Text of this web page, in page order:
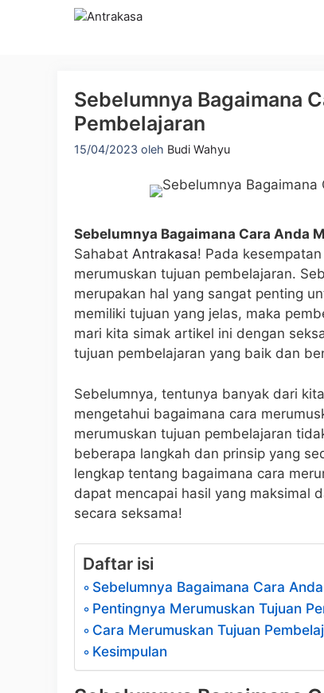
Sebelumnya Bagaimana
Pembelajaran
15/04/2023 oleh Budi Wahyu
Sebelumnya Bagaimana Cara Anda
Sahabat Antrakasa! Pada
merumuskan tujuan pembelajaran.
merupakan hal yang sangat penting
memiliki tujuan yang jelas, maka
mari kita simak artikel ini dengan
tujuan pembelajaran yang baik dan
Sebelumnya, tentunya banyak dari
mengetahui bagaimana cara
merumuskan tujuan pembelajaran
beberapa langkah dan prinsip yang
lengkap tentang bagaimana cara
dapat mencapai hasil yang maksimal
secara seksama!
Daftar isi
Sebelumnya Bagaimana Cara
Pentingnya Merumuskan Tujuan
Cara Merumuskan Tujuan
Kesimpulan